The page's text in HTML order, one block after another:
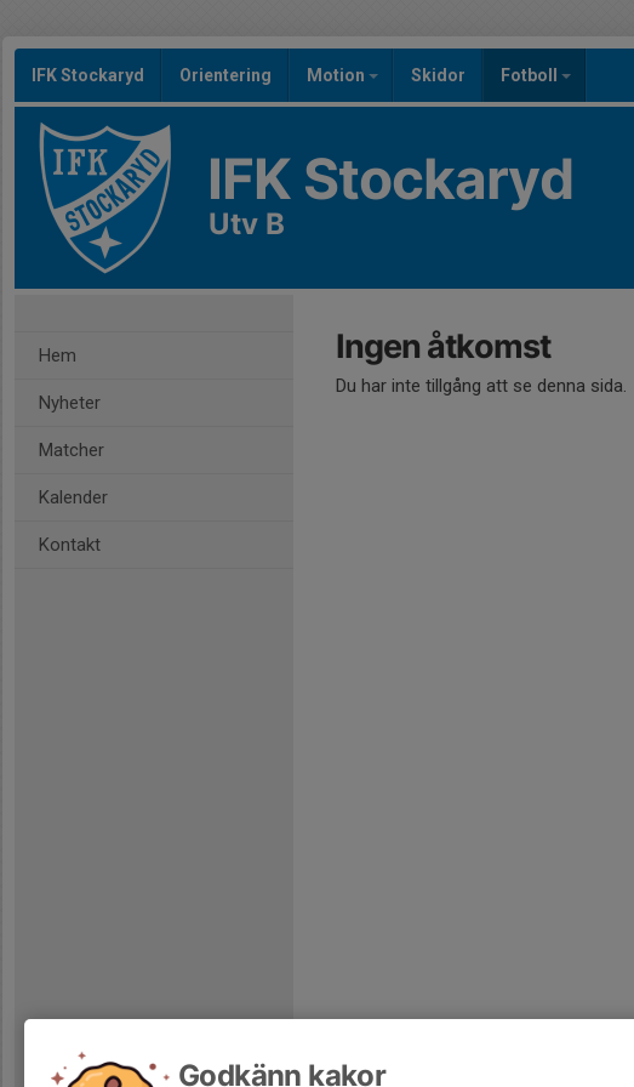
IFK Stockaryd Orientering Motion Skidor Fotboll
IFK Stockaryd
Utv B
Hem
Nyheter
Matcher
Kalender
Kontakt
Ingen åtkomst
Du har inte tillgång att se denna sida.
Godkänn kakor